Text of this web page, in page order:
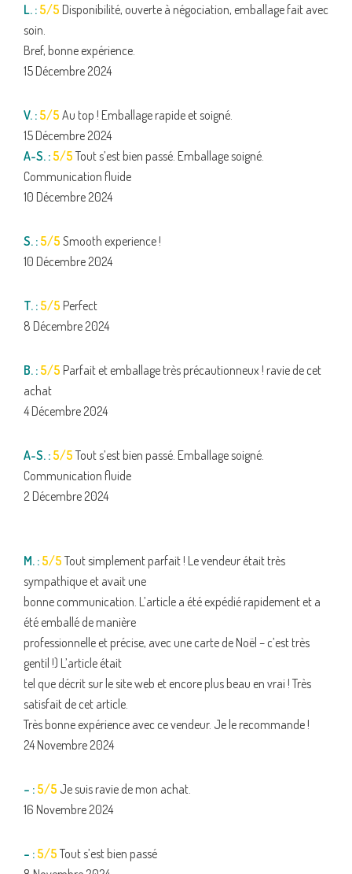
L. : 5/5 Disponibilité, ouverte à négociation, emballage fait avec
soin.
Bref, bonne expérience.
15 Décembre 2024
V. : 5/5 Au top ! Emballage rapide et soigné.
15 Décembre 2024
A-S. : 5/5 Tout s’est bien passé. Emballage soigné.
Communication fluide
10 Décembre 2024
S. : 5/5 Smooth experience !
10 Décembre 2024
T. : 5/5 Perfect
8 Décembre 2024
B. : 5/5 Parfait et emballage très précautionneux ! ravie de cet
achat
4 Décembre 2024
A-S. : 5/5 Tout s’est bien passé. Emballage soigné.
Communication fluide
2 Décembre 2024
M. : 5/5 Tout simplement parfait ! Le vendeur était très
sympathique et avait une
bonne communication. L’article a été expédié rapidement et a
été emballé de manière
professionnelle et précise, avec une carte de Noël – c’est très
gentil !) L’article était
tel que décrit sur le site web et encore plus beau en vrai ! Très
satisfait de cet article.
Très bonne expérience avec ce vendeur. Je le recommande !
24 Novembre 2024
– : 5/5 Je suis ravie de mon achat.
16 Novembre 2024
– : 5/5 Tout s’est bien passé